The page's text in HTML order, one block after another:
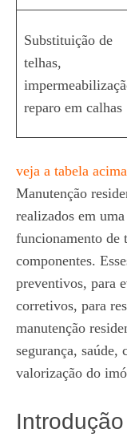
Substituição de
telhas,
reparo em calhas
veja a tabela acima
Manutenção
realizados em
funcionamento de
componentes.
preventivos, para
corretivos, para
manutenção
segurança,
valorização do